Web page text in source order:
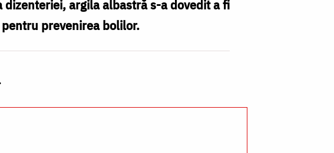
argila albastră s-a dovedit a fi
prevenirea bolilor.